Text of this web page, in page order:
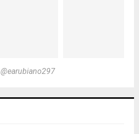
@earubiano297